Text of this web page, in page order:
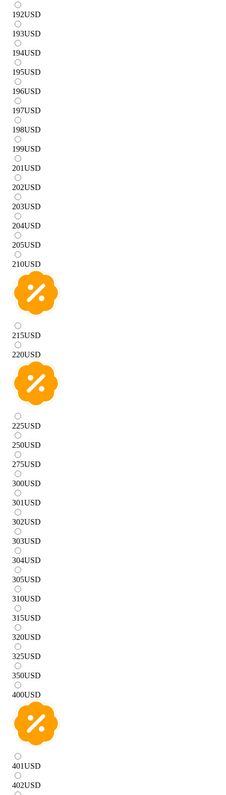
192USD
193USD
194USD
195USD
196USD
197USD
198USD
199USD
201USD
202USD
203USD
204USD
205USD
210USD
215USD
220USD
225USD
250USD
275USD
300USD
301USD
302USD
303USD
304USD
305USD
310USD
315USD
320USD
325USD
350USD
400USD
401USD
402USD